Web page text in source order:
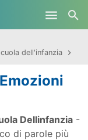
dell'infanzia
Dellinfanzia -
di parole più